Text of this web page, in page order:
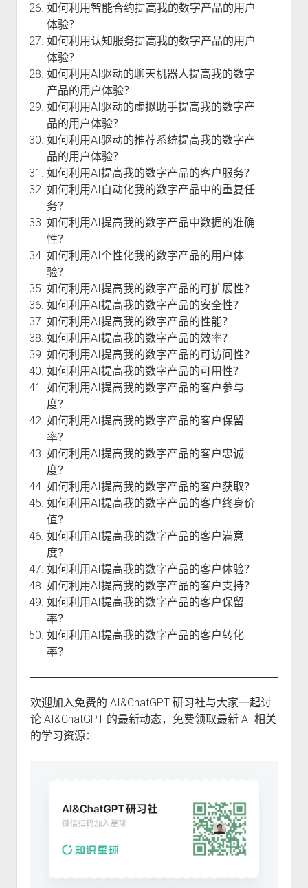
如何利用智能合约提高我的数字产品的用户
体验？
如何利用认知服务提高我的数字产品的用户
体验？
如何利用AI驱动的聊天机器人提高我的数字
产品的用户体验？
如何利用AI驱动的虚拟助手提高我的数字产
品的用户体验？
如何利用AI驱动的推荐系统提高我的数字产
品的用户体验？
如何利用AI提高我的数字产品的客户服务？
如何利用AI自动化我的数字产品中的重复任
务？
如何利用AI提高我的数字产品中数据的准确
性？
如何利用AI个性化我的数字产品的用户体
验？
如何利用AI提高我的数字产品的可扩展性？
如何利用AI提高我的数字产品的安全性？
如何利用AI提高我的数字产品的性能？
如何利用AI提高我的数字产品的效率？
如何利用AI提高我的数字产品的可访问性？
如何利用AI提高我的数字产品的可用性？
如何利用AI提高我的数字产品的客户参与
度？
如何利用AI提高我的数字产品的客户保留
率？
如何利用AI提高我的数字产品的客户忠诚
度？
如何利用AI提高我的数字产品的客户获取？
如何利用AI提高我的数字产品的客户终身价
值？
如何利用AI提高我的数字产品的客户满意
度？
如何利用AI提高我的数字产品的客户体验？
如何利用AI提高我的数字产品的客户支持？
如何利用AI提高我的数字产品的客户保留
率？
如何利用AI提高我的数字产品的客户转化
率？
欢迎加入免费的 AI&ChatGPT 研习社与大家一起讨
论 AI&ChatGPT 的最新动态，免费领取最新 AI 相关
的学习资源：